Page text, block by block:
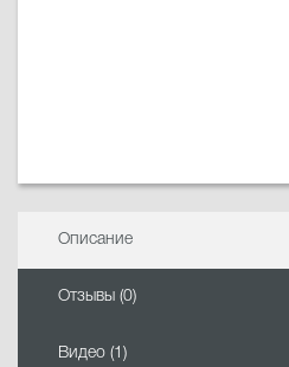
Описание
Отзывы (0)
Видео (1)